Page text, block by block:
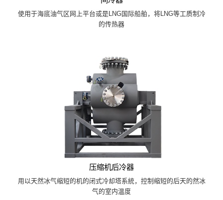
使用于海底油气区网上平台或是LNG国际船舶，将LNG等工质制冷
的传热器
压缩机后冷器
用以天然冰气缩短的机的闭式冷却塔系統，控制缩短的后天的然冰
气的室内温度